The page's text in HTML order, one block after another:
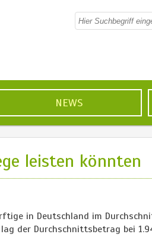
NEWS
leisten könnten
in Deutschland im
der Durchschnittsbetrag bei